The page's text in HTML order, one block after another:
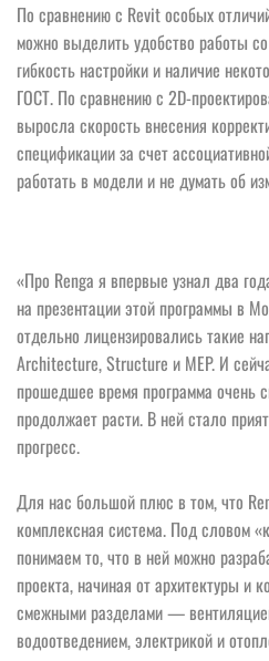
По сравнению с Revit особых
можно выделить удобство работы
гибкость настройки и наличие
ГОСТ. По сравнению с 2D-
выросла скорость внесения
спецификации за счет
работать в модели и не думать об
«Про Renga я впервые узнал два
на презентации этой программы в
отдельно лицензировались такие
Architecture, Structure и MEP. И
прошедшее время программа очень
продолжает расти. В ней стало
прогресс.
Для нас большой плюс в том, что
комплексная система. Под словом
понимаем то, что в ней можно
проекта, начиная от архитектуры и
смежными разделами —
водоотведением, электрикой и